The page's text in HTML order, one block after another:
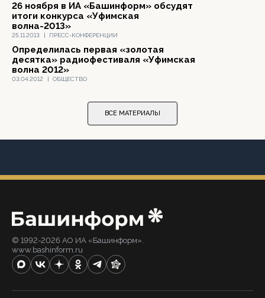
25.11.2013 | ПРЕСС-КОНФЕРЕНЦИИ
26 ноября в ИА «Башинформ» обсудят
итоги конкурса «Уфимская
волна-2013»
03.04.2012 | ОБЩЕСТВО
Определилась первая «золотая
десятка» радиофестиваля «Уфимская
волна 2012»
ВСЕ МАТЕРИАЛЫ
© 1992-2026 АО ИА «Башинформ».
www.bashinform.ru